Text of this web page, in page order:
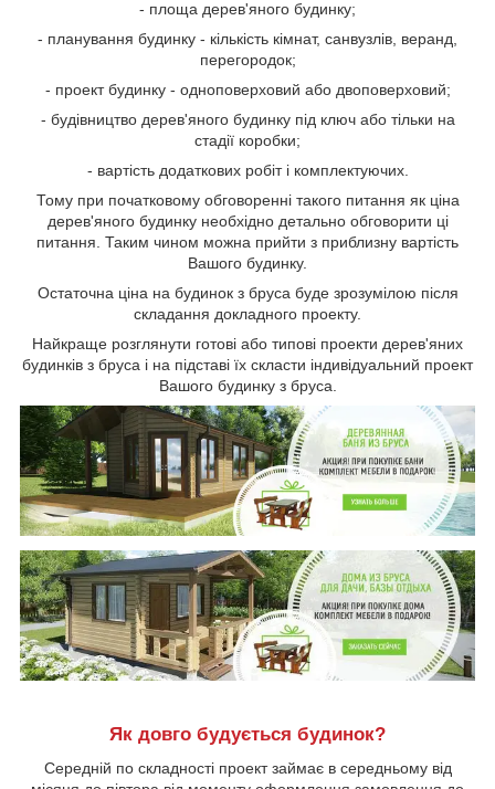
- площа дерев'яного будинку;
- планування будинку - кількість кімнат, санвузлів, веранд,
перегородок;
- проект будинку - одноповерховий або двоповерховий;
- будівництво дерев'яного будинку під ключ або тільки на
стадії коробки;
- вартість додаткових робіт і комплектуючих.
Тому при початковому обговоренні такого питання як ціна
дерев'яного будинку необхідно детально обговорити ці
питання. Таким чином можна прийти з приблизну вартість
Вашого будинку.
Остаточна ціна на будинок з бруса буде зрозумілою після
складання докладного проекту.
Найкраще розглянути готові або типові проекти дерев'яних
будинків з бруса і на підставі їх скласти індивідуальний проект
Вашого будинку з бруса.
Як довго будується будинок?
Середній по складності проект займає в середньому від